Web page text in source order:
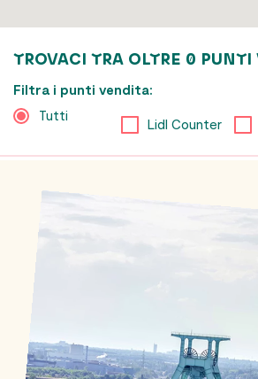
TROVACI TRA OLTRE 0 PUNTI
Filtra i punti vendita:
Tutti
Lidl Counter